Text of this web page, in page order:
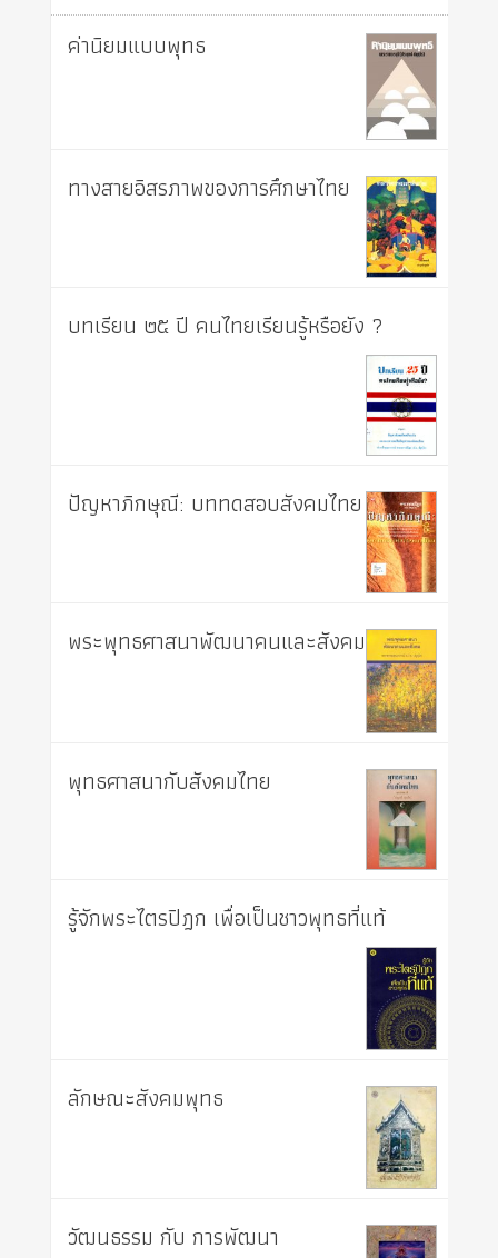
ค่านิยมแบบพุทธ
ทางสายอิสรภาพของการศึกษาไทย
บทเรียน ๒๕ ปี คนไทยเรียนรู้หรือยัง ?
ปัญหาภิกษุณี: บททดสอบสังคมไทย
พระพุทธศาสนาพัฒนาคนและสังคม
พุทธศาสนากับสังคมไทย
รู้จักพระไตรปิฎก เพื่อเป็นชาวพุทธที่แท้
ลักษณะสังคมพุทธ
วัฒนธรรม กับ การพัฒนา